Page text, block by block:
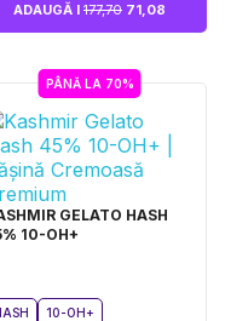
ADAUGĂ I 177,70 71,08
PÂNĂ LA 70%
GELATO HASH
10-OH+
10-OH+